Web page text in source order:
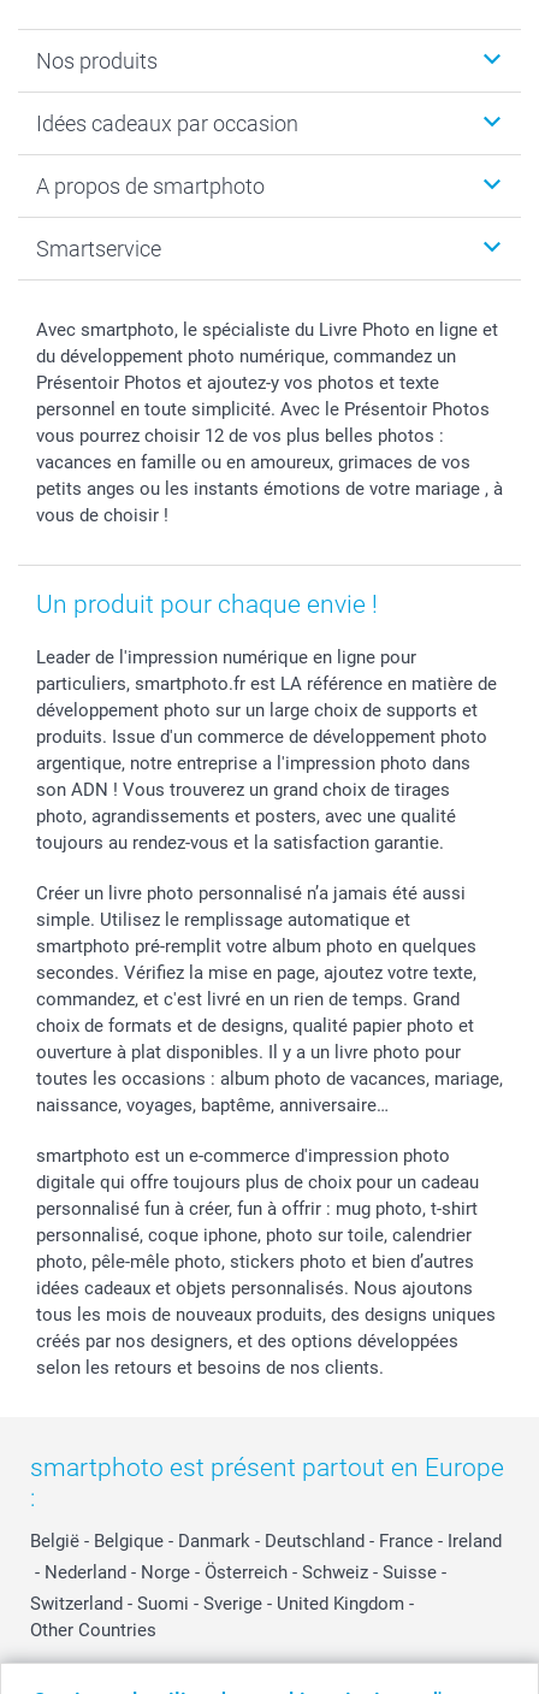
Nos produits
Calendrier photo & Agenda photo
Tirage photo & agrandissement
Faire-part & Cartes
Coques smartphone
Stickers & Etiquettes
Cadres photo & accessoires déco
Dénicheur d'idées cadeau
Idées cadeaux par occasion
Anniversaire
Naissance & baptême
Fête des Mères
Fête des Pères
Communion
Baptême
Toussaint
Rentrée des classes
Saint-Valentin
A propos de smartphoto
Plan du site
Droit de rétraction
Plaintes
Vie privée
Gestion des cookies
Tarifs
Partenariats & Influence
Investisseurs
Smartservice
Aide
smartbonus
smartfriends
Livraison
Modes de paiement
Grandes quantités
Statut de ma commande
Avec smartphoto, le spécialiste du Livre Photo en ligne et
du développement photo numérique, commandez un
Présentoir Photos et ajoutez-y vos photos et texte
personnel en toute simplicité. Avec le Présentoir Photos
vous pourrez choisir 12 de vos plus belles photos :
vacances en famille ou en amoureux, grimaces de vos
petits anges ou les instants émotions de votre mariage , à
vous de choisir !
Un produit pour chaque envie !
Leader de l'impression numérique en ligne pour
particuliers, smartphoto.fr est LA référence en matière de
développement photo sur un large choix de supports et
produits. Issue d'un commerce de développement photo
argentique, notre entreprise a l'impression photo dans
son ADN ! Vous trouverez un grand choix de tirages
photo, agrandissements et posters, avec une qualité
toujours au rendez-vous et la satisfaction garantie.
Créer un livre photo personnalisé n’a jamais été aussi
simple. Utilisez le remplissage automatique et
smartphoto pré-remplit votre album photo en quelques
secondes. Vérifiez la mise en page, ajoutez votre texte,
commandez, et c'est livré en un rien de temps. Grand
choix de formats et de designs, qualité papier photo et
ouverture à plat disponibles. Il y a un livre photo pour
toutes les occasions : album photo de vacances, mariage,
naissance, voyages, baptême, anniversaire…
smartphoto est un e-commerce d'impression photo
digitale qui offre toujours plus de choix pour un cadeau
personnalisé fun à créer, fun à offrir : mug photo, t-shirt
personnalisé, coque iphone, photo sur toile, calendrier
photo, pêle-mêle photo, stickers photo et bien d’autres
idées cadeaux et objets personnalisés. Nous ajoutons
tous les mois de nouveaux produits, des designs uniques
créés par nos designers, et des options développées
selon les retours et besoins de nos clients.
smartphoto est présent partout en Europe
:
België - Belgique - Danmark - Deutschland - France - Ireland
- Nederland - Norge - Österreich - Schweiz - Suisse -
Switzerland - Suomi - Sverige - United Kingdom -
Other Countries